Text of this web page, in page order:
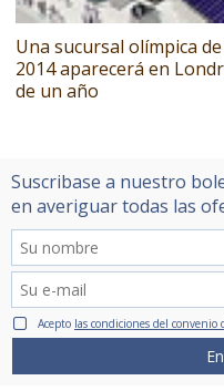
Una sucursal olímpica
2014 aparecerá en
de un año
Suscribase a nuestro
en averiguar todas las
Acepto las condiciones del convenio